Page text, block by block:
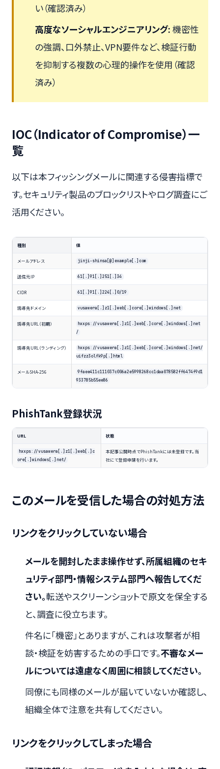
い（確認済み）
高度なソーシャルエンジニアリング:機密性
の強調、口外禁止、VPN要件など、検証行動
を抑制する複数の心理的操作を使用（確認
済み）
IOC（Indicator of Compromise）一
覧
以下は本フィッシングメールに関連する侵害指標で
す。セキュリティ製品のブロックリストやログ調査にご
活用ください。
種別 値
メールアドレス jinji-shinsa[@]example[.]com
送信元IP 61[.]91[.]251[.]34
CIDR 61[.]91[.]224[.]0/19
誘導先ドメイン vusawera[.]z1[.]web[.]core[.]windows[.]net
誘導先URL（初期）
hxxps://vusawera[.]z1[.]web[.]core[.]windows[.]net
/
誘導先URL（ランディング）
hxxps://vusawera[.]z1[.]web[.]core[.]windows[.]net/
uifzz3olfk9p[.]html
メールSHA-256
9faee411c111037c006a2e5998268cc1daa078582ff6474f9d1
933785b55ee86
PhishTank登録状況
URL 状態
hxxps://vusawera[.]z1[.]web[.]c
ore[.]windows[.]net/
本記事公開時点でPhishTankには未登録です。当
社にて登録申請を行います。
このメールを受信した場合の対処方法
リンクをクリックしていない場合
メールを開封したまま操作せず、所属組織のセキ
ュリティ部門・情報システム部門へ報告してくだ
さい。転送やスクリーンショットで原文を保全する
と、調査に役立ちます。
件名に「機密」とありますが、これは攻撃者が相
談・検証を妨害するための手口です。不審なメー
ルについては遠慮なく周囲に相談してください。
同僚にも同様のメールが届いていないか確認し、
組織全体で注意を共有してください。
リンクをクリックしてしまった場合